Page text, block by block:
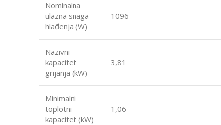
Nominalna
ulazna snaga
hlađenja (W)
1096
Nazivni
kapacitet
grijanja (kW)
3,81
Minimalni
toplotni
kapacitet (kW)
1,06